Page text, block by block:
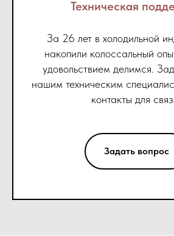
Техническая
За 26 лет в холодильной
накопили колоссальный
удовольствием делимся.
нашим техническим
контакты для
Задать вопрос